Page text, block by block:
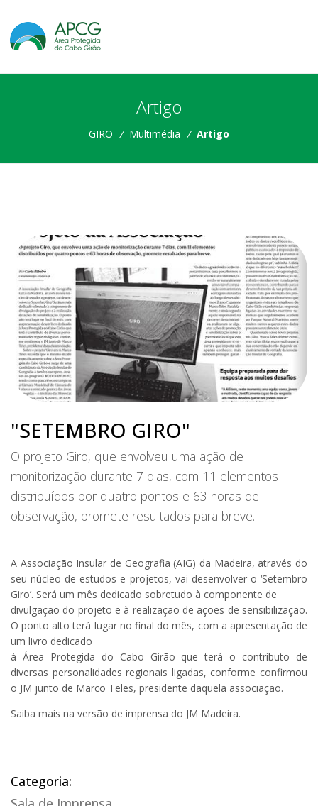
Artigo
GIRO / Multimédia / Artigo
"SETEMBRO GIRO"
O projeto Giro, que envolveu uma ação de
monitorização durante 7 dias, com 11 elementos
distribuídos por quatro pontos e 63 horas de
observação, promete resultados para breve.
A Associação Insular de Geografia (AIG) da Madeira, através do
seu núcleo de estudos e projetos, vai desenvolver o ‘Setembro
Giro’. Será um mês dedicado sobretudo à componente de
divulgação do projeto e à realização de ações de sensibilização.
O ponto alto terá lugar no final do mês, com a apresentação de
um livro dedicado
à Área Protegida do Cabo Girão que terá o contributo de
diversas personalidades regionais ligadas, conforme confirmou
o JM junto de Marco Teles, presidente daquela associação.
Saiba mais na versão de imprensa do JM Madeira.
Categoria: